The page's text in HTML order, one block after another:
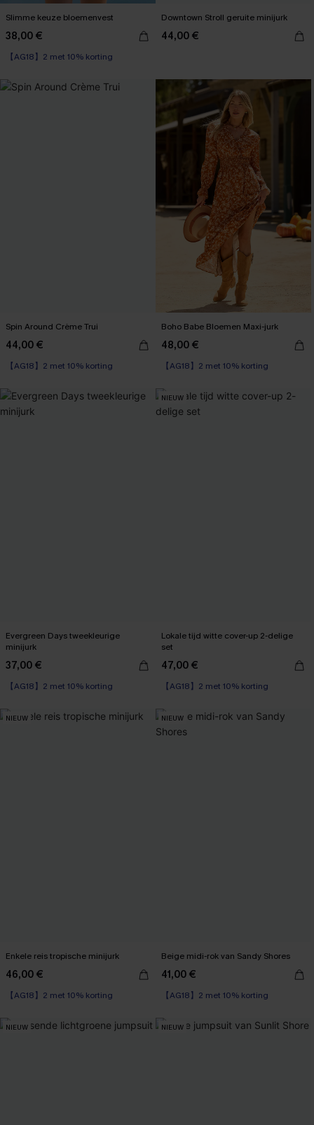
Slimme keuze bloemenvest
38,00 €
【AG18】2 met 10% korting
Downtown Stroll geruite minijurk
44,00 €
Spin Around Crème Trui
44,00 €
【AG18】2 met 10% korting
Boho Babe Bloemen Maxi-jurk
48,00 €
【AG18】2 met 10% korting
High Waist
Evergreen Days tweekleurige
minijurk
37,00 €
【AG18】2 met 10% korting
NIEUW
Lokale tijd witte cover-up 2-delige
set
47,00 €
【AG18】2 met 10% korting
NIEUW
Enkele reis tropische minijurk
46,00 €
【AG18】2 met 10% korting
NIEUW
Beige midi-rok van Sandy Shores
41,00 €
【AG18】2 met 10% korting
NIEUW NIEUW